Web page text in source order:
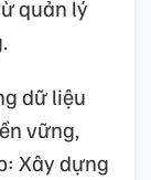
quản lý
dữ liệu
vững,
Xây dựng